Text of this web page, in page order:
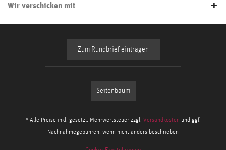
Wir verschicken mit
Zum Rundbrief eintragen
Seitenbaum
* Alle Preise inkl. gesetzl. Mehrwertsteuer zzgl. Versandkosten und ggf.
Nachnahmegebühren, wenn nicht anders beschrieben